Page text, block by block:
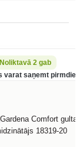
Noliktavā 2 gab
varat saņemt pirmdien,